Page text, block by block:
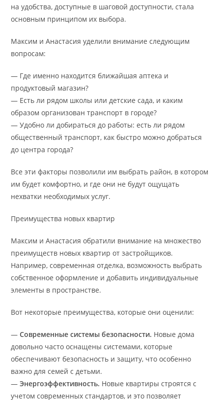
на удобства, доступные в шаговой доступности, стала
основным принципом их выбора.
Максим и Анастасия уделили внимание следующим
вопросам:
— Где именно находится ближайшая аптека и
продуктовый магазин?
— Есть ли рядом школы или детские сада, и каким
образом организован транспорт в городе?
— Удобно ли добираться до работы: есть ли рядом
общественный транспорт, как быстро можно добраться
до центра города?
Все эти факторы позволили им выбрать район, в котором
им будет комфортно, и где они не будут ощущать
нехватки необходимых услуг.
Преимущества новых квартир
Максим и Анастасия обратили внимание на множество
преимуществ новых квартир от застройщиков.
Например, современная отделка, возможность выбрать
собственное оформление и добавить индивидуальные
элементы в пространстве.
Вот некоторые преимущества, которые они оценили:
—Современные системы безопасности. Новые дома
довольно часто оснащены системами, которые
обеспечивают безопасность и защиту, что особенно
важно для семей с детьми.
—Энергоэффективность. Новые квартиры строятся с
учетом современных стандартов, и это позволяет